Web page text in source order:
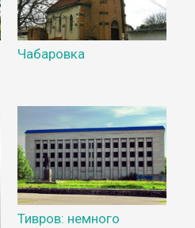
Чабаровка
Тивров: немного